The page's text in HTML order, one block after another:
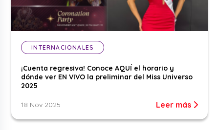
INTERNACIONALES
¡Cuenta regresiva! Conoce AQUÍ el horario y
dónde ver EN VIVO la preliminar del Miss Universo
2025
18 Nov 2025 Leer más